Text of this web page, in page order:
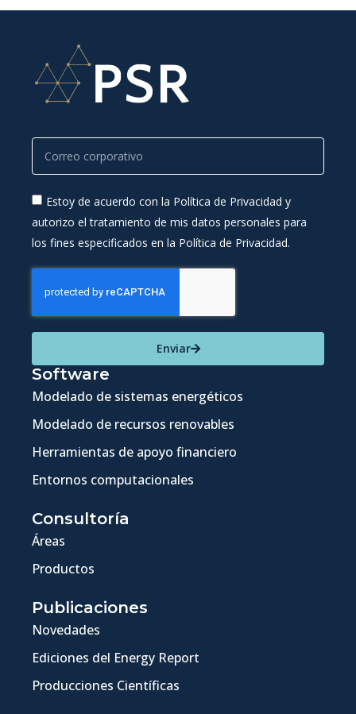
Estoy de acuerdo con la Política de Privacidad y
autorizo el tratamiento de mis datos personales para
los fines especificados en la Política de Privacidad.
Enviar
Software
Modelado de sistemas energéticos
Modelado de recursos renovables
Herramientas de apoyo financiero
Entornos computacionales
Consultoría
Áreas
Productos
Publicaciones
Novedades
Ediciones del Energy Report
Producciones Científicas